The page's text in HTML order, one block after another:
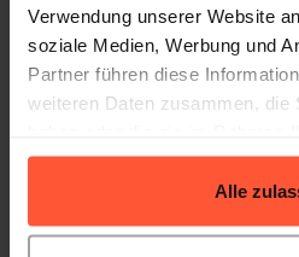
Verwendung unserer Website
soziale Medien, Werbung und
Partner führen diese
weiteren Daten zusammen, die
gesammelt haben.
Alle